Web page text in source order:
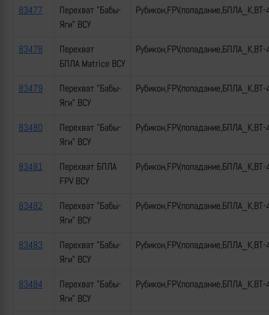
83477
Перехват "Бабы-
Яги" ВСУ
83478
Перехват
БПЛА Matrice ВСУ
83479
Перехват "Бабы-
Яги" ВСУ
83480
Перехват "Бабы-
Яги" ВСУ
83481
Перехват БПЛА
FPV ВСУ
83482
Перехват "Бабы-
Яги" ВСУ
83483
Перехват "Бабы-
Яги" ВСУ
83484
Перехват "Бабы-
Яги" ВСУ